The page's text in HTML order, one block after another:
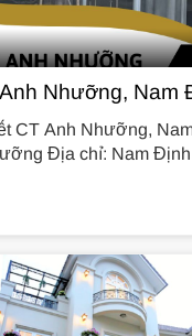
Nhưỡng, Nam
CT Anh Nhưỡng,
Địa chỉ: Nam